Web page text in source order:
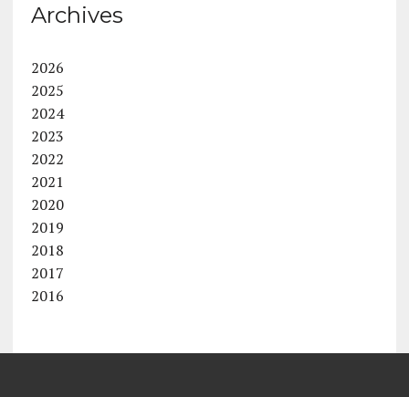
Archives
2026
2025
2024
2023
2022
2021
2020
2019
2018
2017
2016